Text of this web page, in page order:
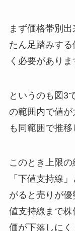
まず価格帯別
たん足踏みす
く必要がありま
というのも図3
の範囲内で値が
も同範囲で推移
このとき上限
「下値支持線
がると売りが
値支持線まで
価が下落しにく